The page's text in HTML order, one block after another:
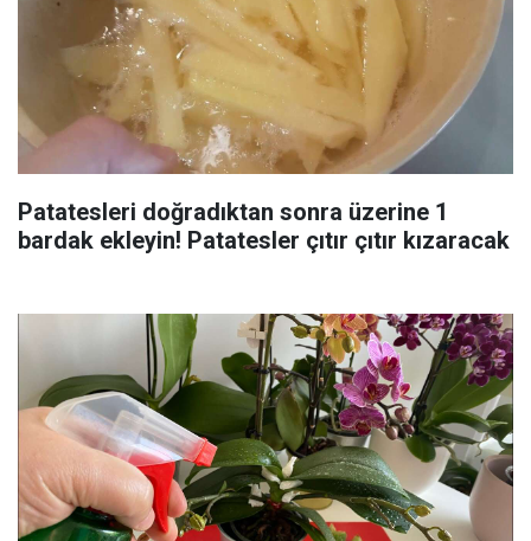
Patatesleri doğradıktan sonra üzerine 1
bardak ekleyin! Patatesler çıtır çıtır kızaracak